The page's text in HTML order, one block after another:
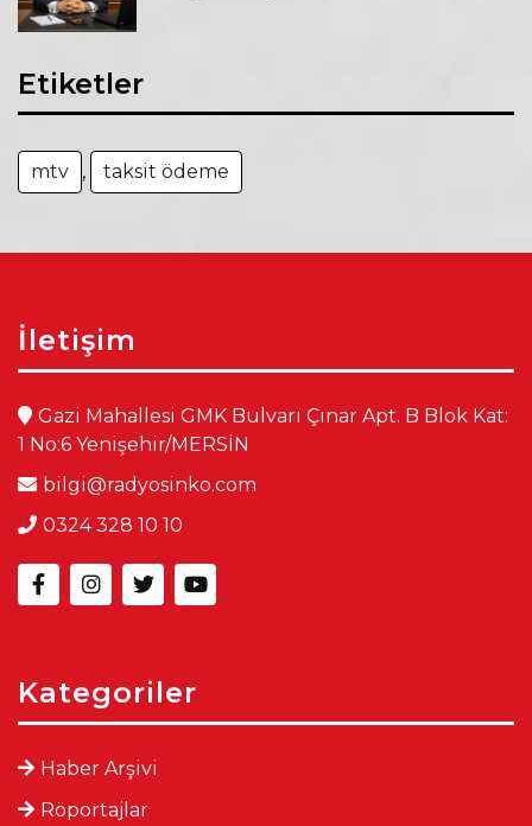
Etiketler
mtv , taksit ödeme
İletişim
Gazi Mahallesi GMK Bulvarı Çınar Apt. B Blok Kat:
1 No:6 Yenişehir/MERSİN
bilgi@radyosinko.com
0324 328 10 10
Kategoriler
Haber Arşivi
Röportajlar